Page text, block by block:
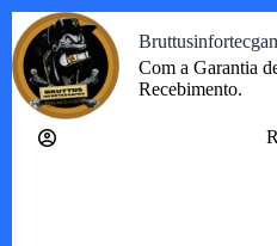
Pular
para
o
conteúdo
Com a Garantia
Recebimento.